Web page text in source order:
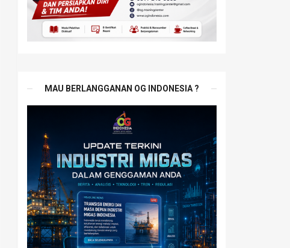
MAU BERLANGGANAN OG INDONESIA ?